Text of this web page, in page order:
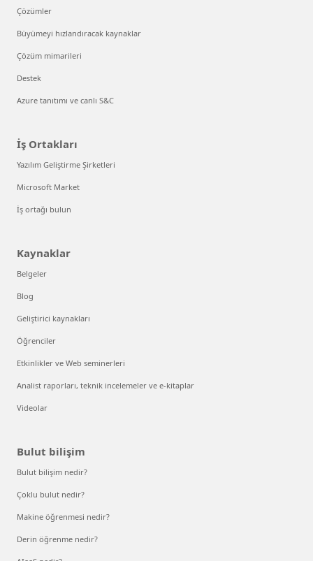
Çözümler
Büyümeyi hızlandıracak kaynaklar
Çözüm mimarileri
Destek
Azure tanıtımı ve canlı S&C
İş Ortakları
Yazılım Geliştirme Şirketleri
Microsoft Market
İş ortağı bulun
Kaynaklar
Belgeler
Blog
Geliştirici kaynakları
Öğrenciler
Etkinlikler ve Web seminerleri
Analist raporları, teknik incelemeler ve e-kitaplar
Videolar
Bulut bilişim
Bulut bilişim nedir?
Çoklu bulut nedir?
Makine öğrenmesi nedir?
Derin öğrenme nedir?